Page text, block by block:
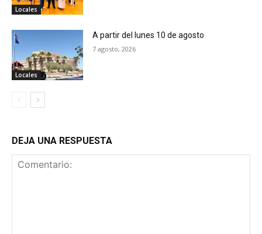
Locales
Locales
A partir del lunes 10 de agosto
7 agosto, 2026
DEJA UNA RESPUESTA